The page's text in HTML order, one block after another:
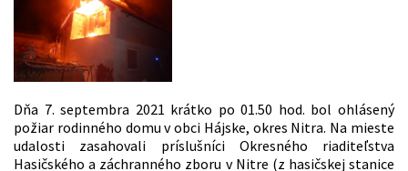
Dňa 7. septembra 2021 krátko po 01.50 hod. bol ohlásený
požiar rodinného domu v obci Hájske, okres Nitra. Na mieste
udalosti zasahovali príslušníci Okresného riaditeľstva
Hasičského a záchranného zboru v Nitre (z hasičskej stanice